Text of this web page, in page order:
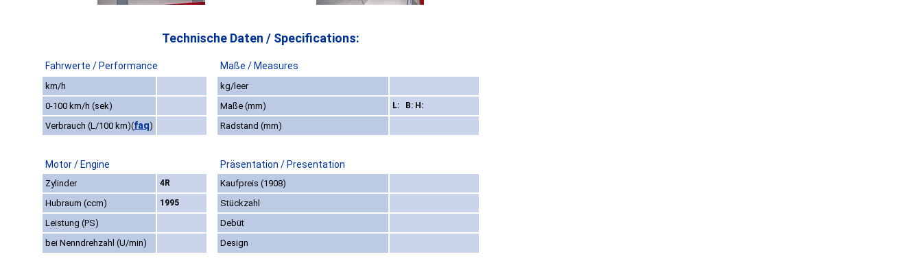
Technische Daten / Specifications:
Fahrwerte / Performance Maße / Measures
km/h
kg/leer
0-100 km/h (sek)
Maße (mm) L: B: H:
Verbrauch (L/100 km)(faq) Radstand (mm)
Motor / Engine Präsentation / Presentation
Zylinder 4R
Kaufpreis (1908)
Hubraum (ccm)
1995
Stückzahl
Leistung (PS)
Debüt
bei Nenndrehzahl (U/min)
Design